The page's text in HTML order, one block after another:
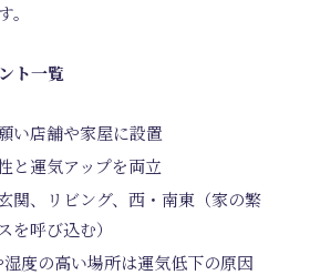
ト一覧
い店舗や家屋に設置
と運気アップを両立
関、リビング、西・南東（家の繁
を呼び込む）
湿度の高い場所は運気低下の原因